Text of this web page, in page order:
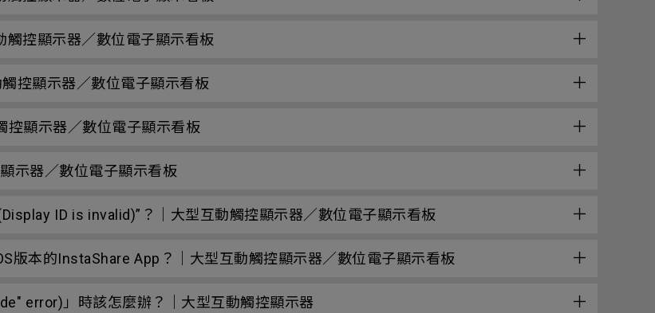
觸控顯示器／數位電子顯示看板
控顯示器／數位電子顯示看板
控顯示器／數位電子顯示看板
示器／數位電子顯示看板
ID is invalid)”？｜大型互動觸控顯示器／數位電子顯示看板
版本的InstaShare App？｜大型互動觸控顯示器／數位電子顯示看板
error)」時該怎麼辦？｜大型互動觸控顯示器